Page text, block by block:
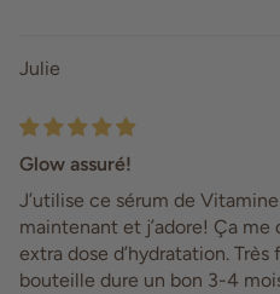
Julie
Glow assuré!
J’utilise ce sérum de
maintenant et j’adore! Ça
extra dose d’hydratation.
bouteille dure un bon 3-4